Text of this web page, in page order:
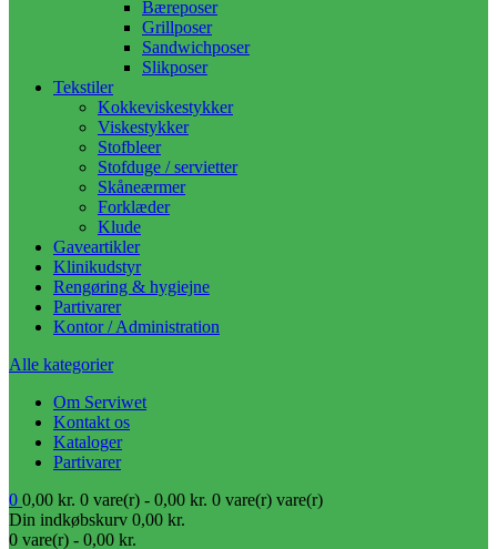
Bæreposer
Grillposer
Sandwichposer
Slikposer
Tekstiler
Kokkeviskestykker
Viskestykker
Stofbleer
Stofduge / servietter
Skåneærmer
Forklæder
Klude
Gaveartikler
Klinikudstyr
Rengøring & hygiejne
Partivarer
Kontor / Administration
Alle kategorier
Om Serviwet
Kontakt os
Kataloger
Partivarer
0 0,00 kr. 0 vare(r) - 0,00 kr. 0 vare(r) vare(r)
Din indkøbskurv 0,00 kr.
0 vare(r) - 0,00 kr.